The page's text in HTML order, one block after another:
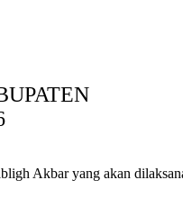
Akbar yang akan